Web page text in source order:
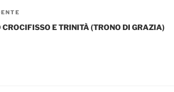
CROCIFISSO E TRINITÀ (TRONO DI GRAZIA)